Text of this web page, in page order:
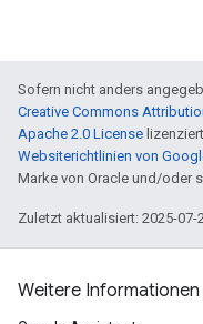
Sofern nicht anders
Creative Commons
Apache 2.0 License
Websiterichtlinien von
Marke von Oracle und/oder
Zuletzt aktualisiert: 2025-07-
Weitere Informationen